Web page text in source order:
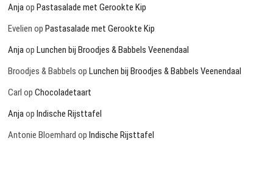
AnjaopPastasalade met Gerookte Kip
Evelien opPastasalade met Gerookte Kip
AnjaopLunchen bij Broodjes & Babbels Veenendaal
Broodjes & Babbels opLunchen bij Broodjes & Babbels Veenendaal
Carl opChocoladetaart
AnjaopIndische Rijsttafel
Antonie Bloemhard opIndische Rijsttafel